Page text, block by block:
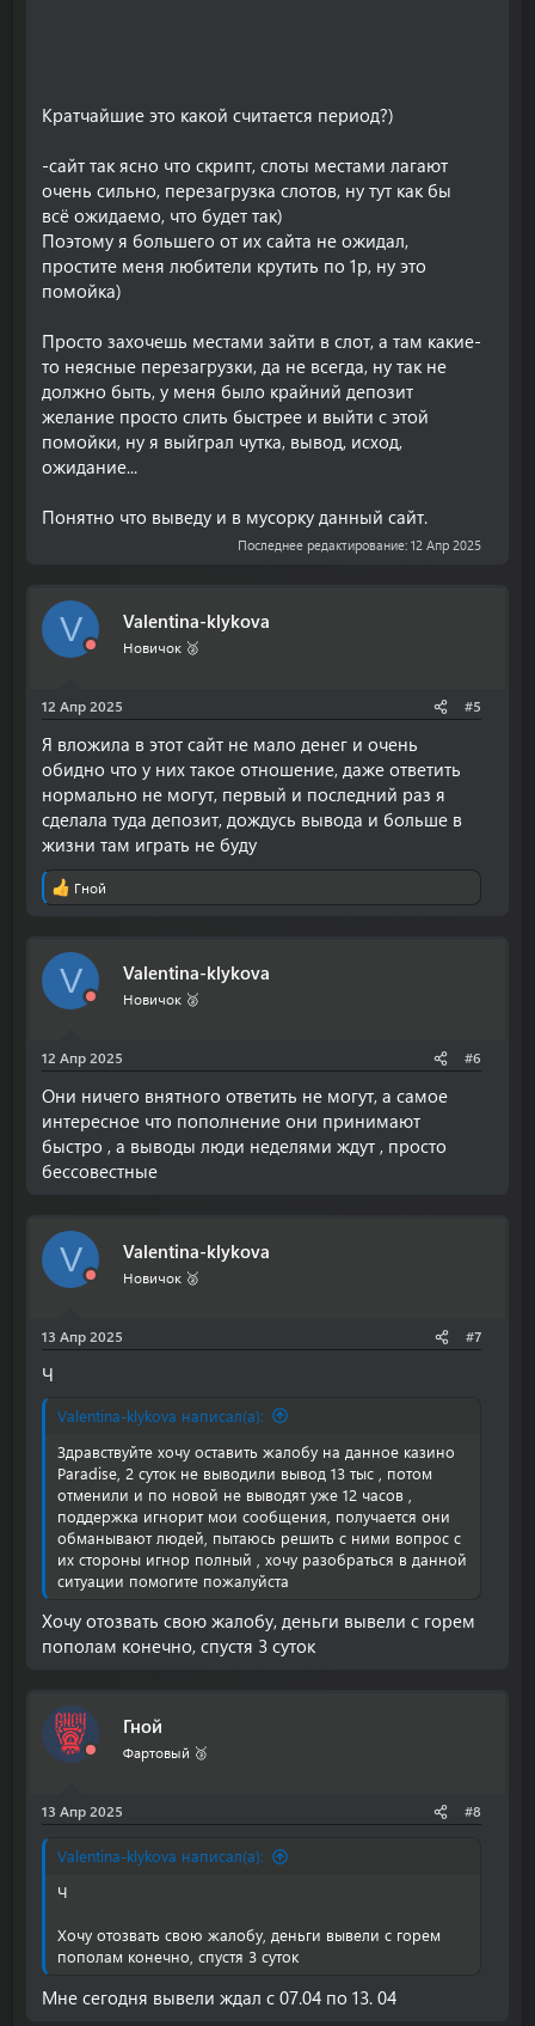
Кратчайшие это какой считается период?)
-сайт так ясно что скрипт, слоты местами лагают
очень сильно, перезагрузка слотов, ну тут как бы
всё ожидаемо, что будет так)
Поэтому я большего от их сайта не ожидал,
простите меня любители крутить по 1р, ну это
помойка)
Просто захочешь местами зайти в слот, а там какие-
то неясные перезагрузки, да не всегда, ну так не
должно быть, у меня было крайний депозит
желание просто слить быстрее и выйти с этой
помойки, ну я выйграл чутка, вывод, исход,
ожидание...
Понятно что выведу и в мусорку данный сайт.
Последнее редактирование: 12 Апр 2025
V Valentina-klykova
Новичок 🥈
12 Апр 2025 #5
Я вложила в этот сайт не мало денег и очень
обидно что у них такое отношение, даже ответить
нормально не могут, первый и последний раз я
сделала туда депозит, дождусь вывода и больше в
жизни там играть не буду
Р
к
и
Гной
V Valentina-klykova
Новичок 🥈
12 Апр 2025 #6
Они ничего внятного ответить не могут, а самое
интересное что пополнение они принимают
быстро , а выводы люди неделями ждут , просто
бессовестные
V Valentina-klykova
Новичок 🥈
13 Апр 2025 #7
Ч
Valentina-klykova написал(а):
Здравствуйте хочу оставить жалобу на данное казино
Paradise, 2 суток не выводили вывод 13 тыс , потом
отменили и по новой не выводят уже 12 часов ,
поддержка игнорит мои сообщения, получается они
обманывают людей, пытаюсь решить с ними вопрос с
их стороны игнор полный , хочу разобраться в данной
ситуации помогите пожалуйста
Хочу отозвать свою жалобу, деньги вывели с горем
пополам конечно, спустя 3 суток
Гной
Фартовый 🥉
13 Апр 2025 #8
Valentina-klykova написал(а):
Ч
Хочу отозвать свою жалобу, деньги вывели с горем
пополам конечно, спустя 3 суток
Мне сегодня вывели ждал с 07.04 по 13. 04